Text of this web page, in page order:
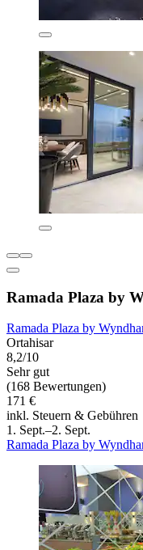
Ramada Plaza by
Ramada Plaza by
Ortahisar
8,2/10
Sehr gut
(168 Bewertungen)
171 €
inkl. Steuern & Gebühren
1. Sept.–2. Sept.
Ramada Plaza by